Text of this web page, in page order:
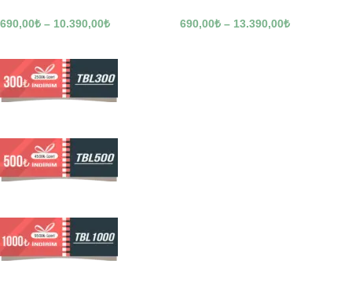
690,00₺ – 10.390,00₺ 690,00₺ – 13.390,00₺